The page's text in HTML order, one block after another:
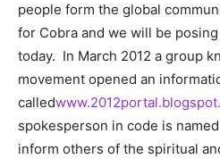
people form the global
for Cobra and we will be
today. In March 2012 a group
movement opened an
called
spokesperson in code is
inform others of the spiritual